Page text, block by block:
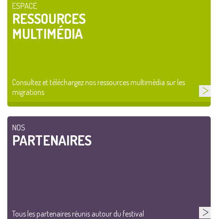
ESPACE
RESSOURCES
MULTIMÉDIA
Consultez et téléchargez nos ressources multimédia sur les
migrations
NOS
PARTENAIRES
Tous les partenaires réunis autour du festival